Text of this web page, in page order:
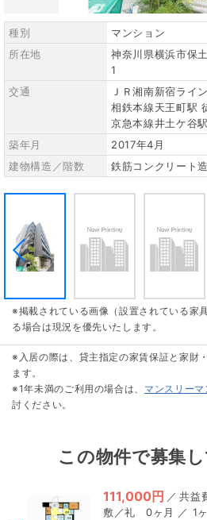
種別
マンション
所在地
神奈川県横浜市保
1
交通
ＪＲ湘南新宿ライ
相鉄本線天王町駅
京急本線井土ケ谷
築年月
2017年4月
建物構造／階数
鉄筋コンクリート
※掲載されている画像（設置されている家
る場合は現況を優先いたします。
※入居の際は、貸主指定の家賃保証と家財
ます。
※1年未満のご利用の場合は、 マンスリー
討ください。
この物件で募集
111,000円 ／
0ヶ月 ／ 1